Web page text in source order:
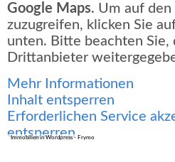
Google Maps. Um auf
zuzugreifen, klicken Sie
unten. Bitte beachten Sie,
Drittanbieter
Mehr Informationen
Inhalt entsperren
Erforderlichen Service
entsperren
Immobilien in Wordpress - Frymo